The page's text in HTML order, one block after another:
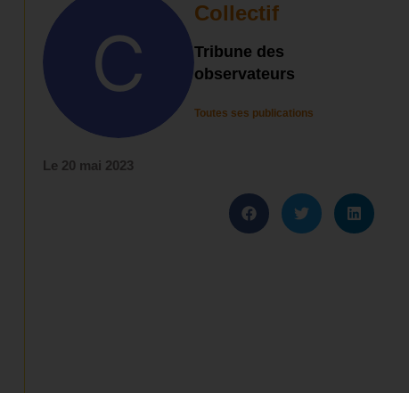
Collectif
Tribune des
observateurs
Toutes ses publications
Le 20 mai 2023